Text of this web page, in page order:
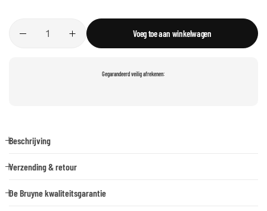
Voeg toe aan winkelwagen
Gegarandeerd veilig afrekenen:
Beschrijving
Verzending & retour
De Bruyne kwaliteitsgarantie